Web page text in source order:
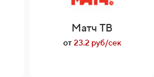
Матч ТВ
от23.2 руб/сек